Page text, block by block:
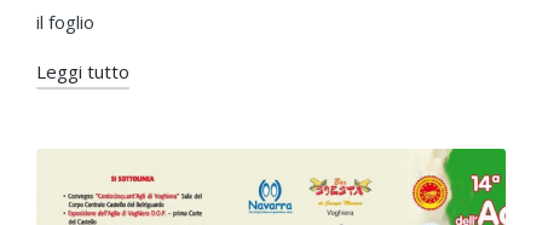
da
il foglio
Leggi tutto